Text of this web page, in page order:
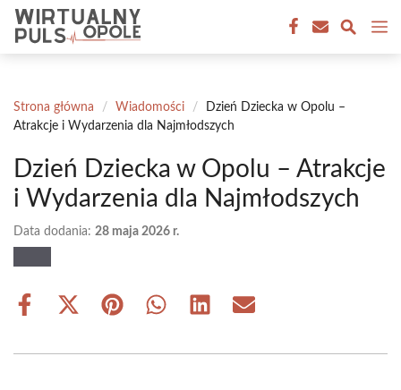
Przejdź
treści
Strona główna / Wiadomości /
Dzień Dziecka w Opolu –
Atrakcje i Wydarzenia dla Najmłodszych
Dzień Dziecka w Opolu – Atrakcje
i Wydarzenia dla Najmłodszych
Data dodania: 28 maja 2026 r.
Share
Share
(Twitter)
Share Share Share Share